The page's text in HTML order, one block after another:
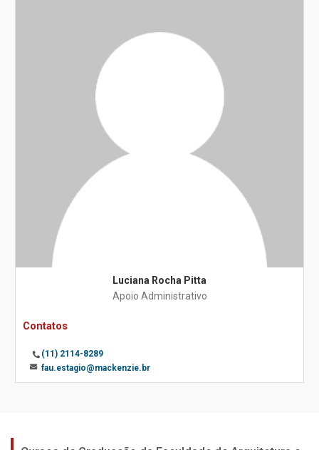
Luciana Rocha Pitta
Apoio Administrativo
Contatos
(11) 2114-8289
fau.estagio@mackenzie.br